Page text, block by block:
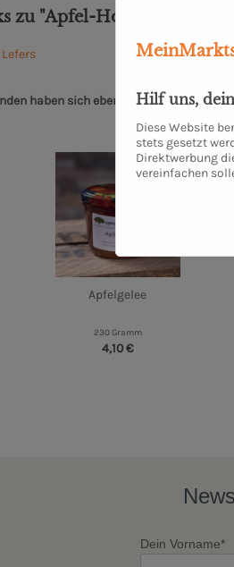
zu "Apfel-Holunderblüten-
haben sich ebenfalls angesehen
Apfelgelee
230 Gramm
4,10 €
Dein Vorname*
Hilf uns,
Diese Website
stets gesetzt
Direktwerbung
vereinfachen